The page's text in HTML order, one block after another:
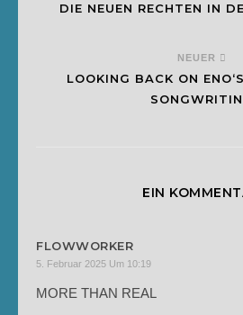
DIE NEUEN RECHTEN IN
NEUER
LOOKING BACK ON
EIN
FLOWWORKER
5. Februar 2025 Um 10:19
MORE THAN REAL